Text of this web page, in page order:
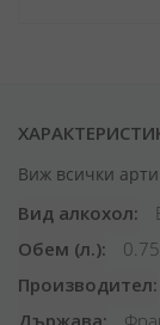
Виж всички
Вид алкохол
Обем (л.)
Производител
Държава